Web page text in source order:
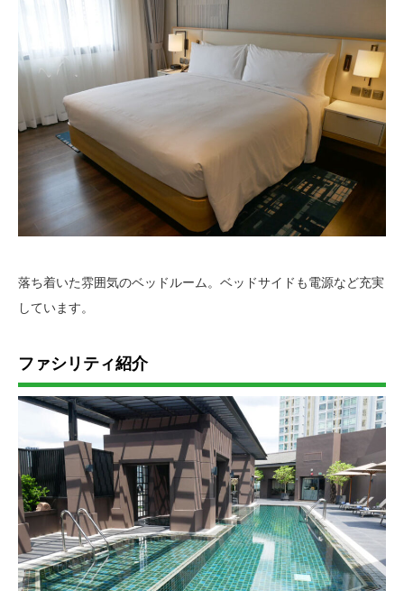
落ち着いた雰囲気のベッドルーム。ベッドサイドも電源など充実
しています。
ファシリティ紹介